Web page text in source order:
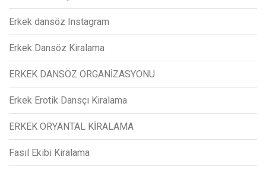
Erkek dansöz Instagram
Erkek Dansöz Kiralama
ERKEK DANSÖZ ORGANİZASYONU
Erkek Erotik Dansçı Kiralama
ERKEK ORYANTAL KİRALAMA
Fasıl Ekibi Kiralama